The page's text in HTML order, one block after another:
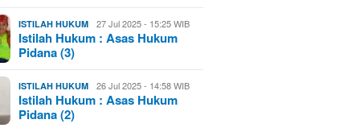
ISTILAH HUKUM 27 Jul 2025 - 15:25 WIB
Istilah Hukum : Asas Hukum
Pidana (3)
ISTILAH HUKUM 26 Jul 2025 - 14:58 WIB
Istilah Hukum : Asas Hukum
Pidana (2)